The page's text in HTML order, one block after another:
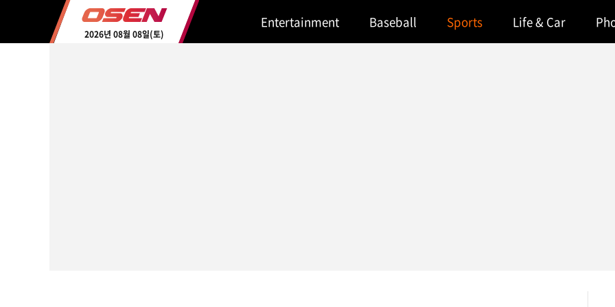
2026년 08월 08일(토)
Entertainment Baseball Sports Life & Car